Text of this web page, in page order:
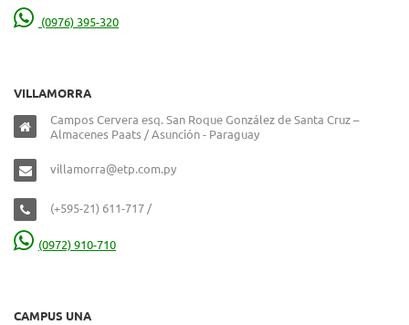
(0976) 395-320
VILLAMORRA
Campos Cervera esq. San Roque González de Santa Cruz –
Almacenes Paats / Asunción - Paraguay
villamorra@etp.com.py
(+595-21) 611-717 /
(0972) 910-710
CAMPUS UNA